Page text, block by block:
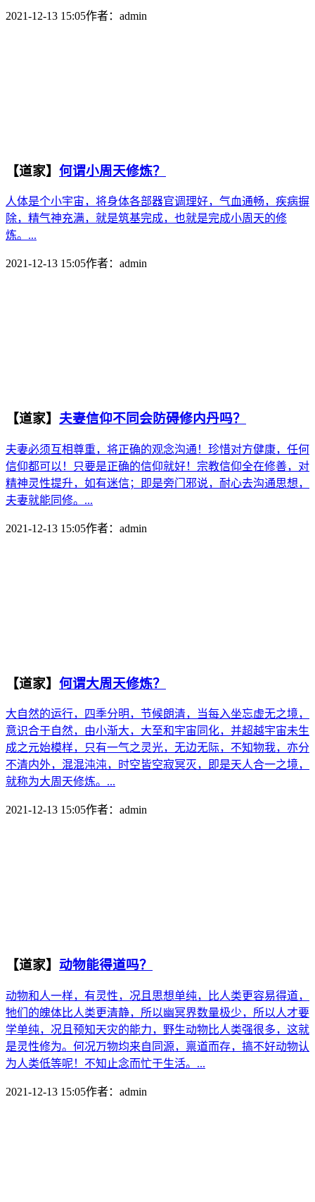
2021-12-13 15:05作者： admin
【道家】 何谓小周天修炼？
人体是个小宇宙，将身体各部器官调理好，气血通畅，疾病摒
除，精气神充满，就是筑基完成，也就是完成小周天的修
炼。...
2021-12-13 15:05作者： admin
【道家】 夫妻信仰不同会防碍修内丹吗？
夫妻必须互相尊重，将正确的观念沟通！珍惜对方健康，任何
信仰都可以！只要是正确的信仰就好！宗教信仰全在修善，对
精神灵性提升，如有迷信；即是旁门邪说，耐心去沟通思想，
夫妻就能同修。...
2021-12-13 15:05作者： admin
【道家】 何谓大周天修炼？
大自然的运行，四季分明，节候朗清，当每入坐忘虚无之境，
意识合于自然，由小渐大，大至和宇宙同化，并超越宇宙未生
成之元始模样，只有一气之灵光，无边无际，不知物我，亦分
不清内外，混混沌沌，时空皆空寂冥灭，即是天人合一之境，
就称为大周天修炼。...
2021-12-13 15:05作者： admin
【道家】 动物能得道吗？
动物和人一样，有灵性，况且思想单纯，比人类更容易得道，
牠们的魄体比人类更清静，所以幽冥界数量极少，所以人才要
学单纯，况且预知天灾的能力，野生动物比人类强很多，这就
是灵性修为。何况万物均来自同源，禀道而存，搞不好动物认
为人类低等呢！不知止念而忙于生活。...
2021-12-13 15:05作者： admin